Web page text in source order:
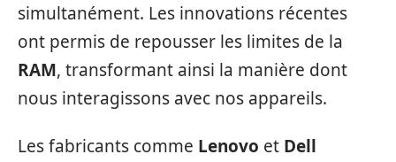
simultanément. Les innovations récentes
ont permis de repousser les limites de la
RAM, transformant ainsi la manière dont
nous interagissons avec nos appareils.
Les fabricants comme Lenovo et Dell